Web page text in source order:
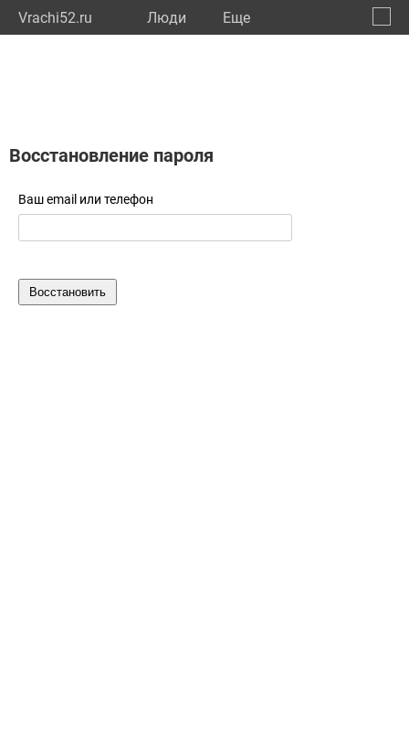
Vrachi52.ru Люди Eще
Восстановление пароля
Ваш email или телефон